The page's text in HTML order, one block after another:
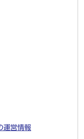
運営情報